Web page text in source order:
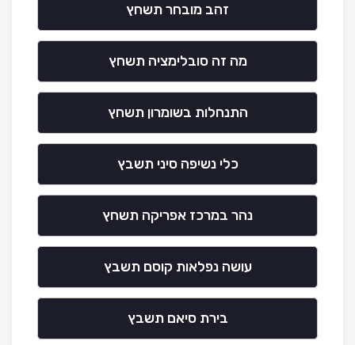
זהב מובחר תשחץ
מה זה סובלימציה תשחץ
התנחלות בשומרון תשחץ
כלי נשיפה סיני תשבץ
נהר במרכז אפריקה תשחץ
עושה נפלאות קוסם תשבץ
בירת סיאם תשבץ